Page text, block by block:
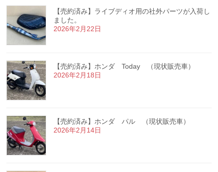
【売約済み】ライブディオ用の社外パーツが入荷し
ました。
2026年2月22日
【売約済み】ホンダ Today （現状販売車）
2026年2月18日
【売約済み】ホンダ パル （現状販売車）
2026年2月14日